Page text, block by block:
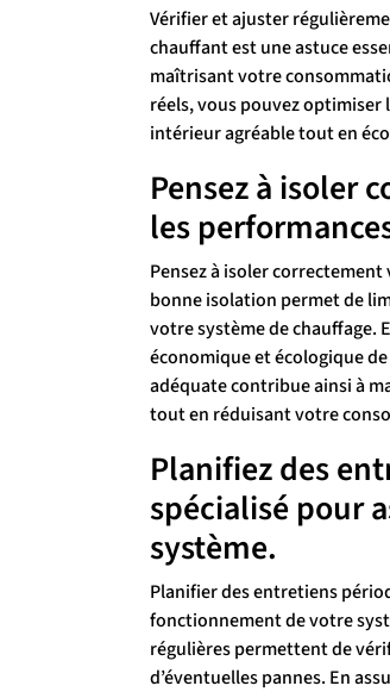
Vérifier et ajuster
chauffant est une astuce
maîtrisant votre
réels, vous pouvez optimiser
intérieur agréable tout en
Pensez à isoler
les
Pensez à isoler
bonne isolation permet de
votre système de chauffage.
économique et écologique
adéquate contribue ainsi à
tout en réduisant votre
Planifiez des
spécialisé pour
système.
Planifier des entretiens
fonctionnement de votre
régulières permettent de
d’éventuelles pannes. En